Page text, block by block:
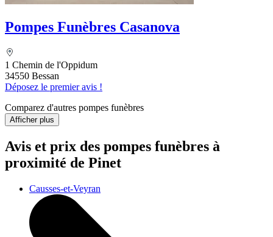
Pompes Funèbres Casanova
1 Chemin de l'Oppidum
34550 Bessan
Déposez le premier avis !
Comparez d'autres pompes funèbres
Afficher plus
Avis et prix des pompes funèbres à
proximité de Pinet
Causses-et-Veyran